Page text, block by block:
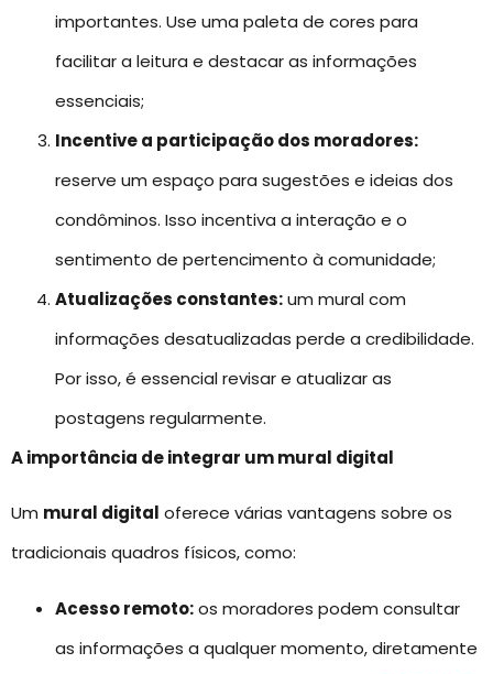
importantes. Use uma paleta de cores para
facilitar a leitura e destacar as informações
essenciais;
Incentive a participação dos moradores:
reserve um espaço para sugestões e ideias dos
condôminos. Isso incentiva a interação e o
sentimento de pertencimento à comunidade;
Atualizações constantes:um mural com
informações desatualizadas perde a credibilidade.
Por isso, é essencial revisar e atualizar as
postagens regularmente.
A importância de integrar um mural digital
Um mural digital oferece várias vantagens sobre os
tradicionais quadros físicos, como:
Acesso remoto:os moradores podem consultar
as informações a qualquer momento, diretamente